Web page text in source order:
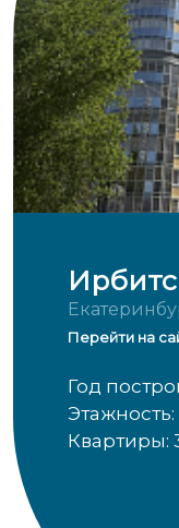
Перейти на
Год
Этажность:
Квартиры: